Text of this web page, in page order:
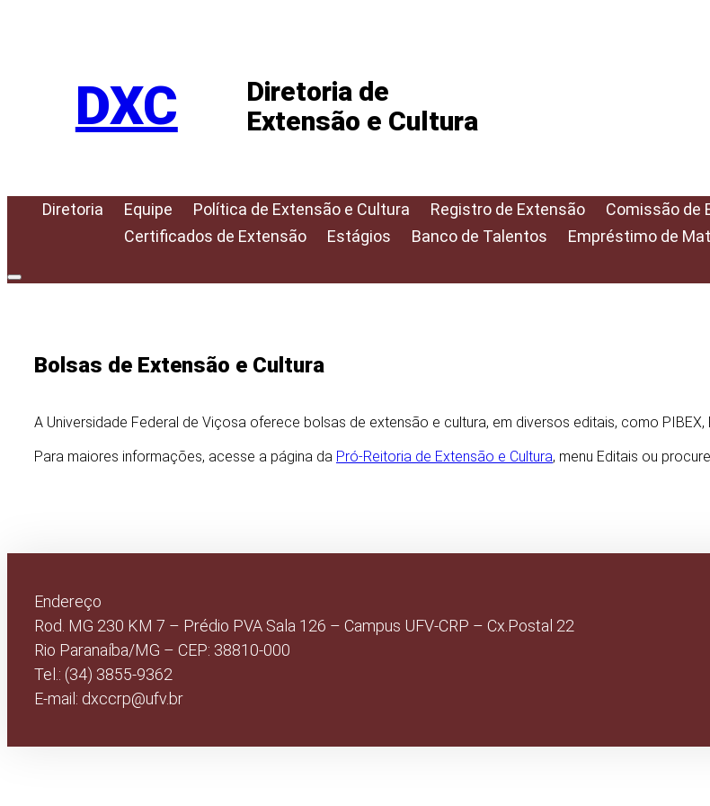
DXC
Diretoria de
Extensão e Cultura
Diretoria Equipe Política de Extensão e Cultura Registro de Extensão Comissão de
Certificados de Extensão
Estágios Banco de Talentos Empréstimo de
Bolsas de Extensão e Cultura
A Universidade Federal de Viçosa oferece bolsas de extensão e cultura, em diversos editais, como PIBEX,
Para maiores informações, acesse a página da Pró-Reitoria de Extensão e Cultura, menu Editais ou
Endereço
Rod. MG 230 KM 7 – Prédio PVA Sala 126 – Campus UFV-CRP – Cx.Postal 22
Rio Paranaíba/MG – CEP: 38810-000
Tel.: (34) 3855-9362
E-mail: dxccrp@ufv.br